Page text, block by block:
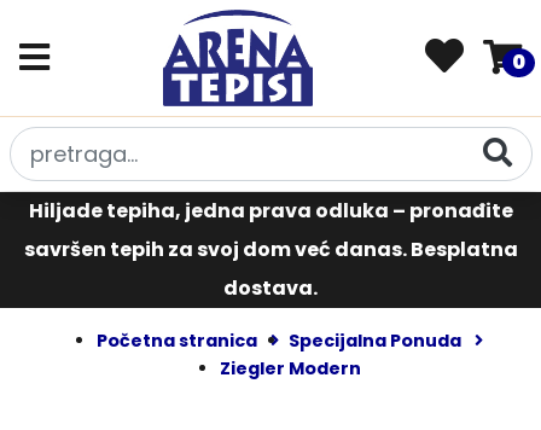
0
Hiljade tepiha, jedna prava odluka – pronađite
savršen tepih za svoj dom već danas. Besplatna
dostava.
Početna stranica
Specijalna Ponuda
Ziegler Modern